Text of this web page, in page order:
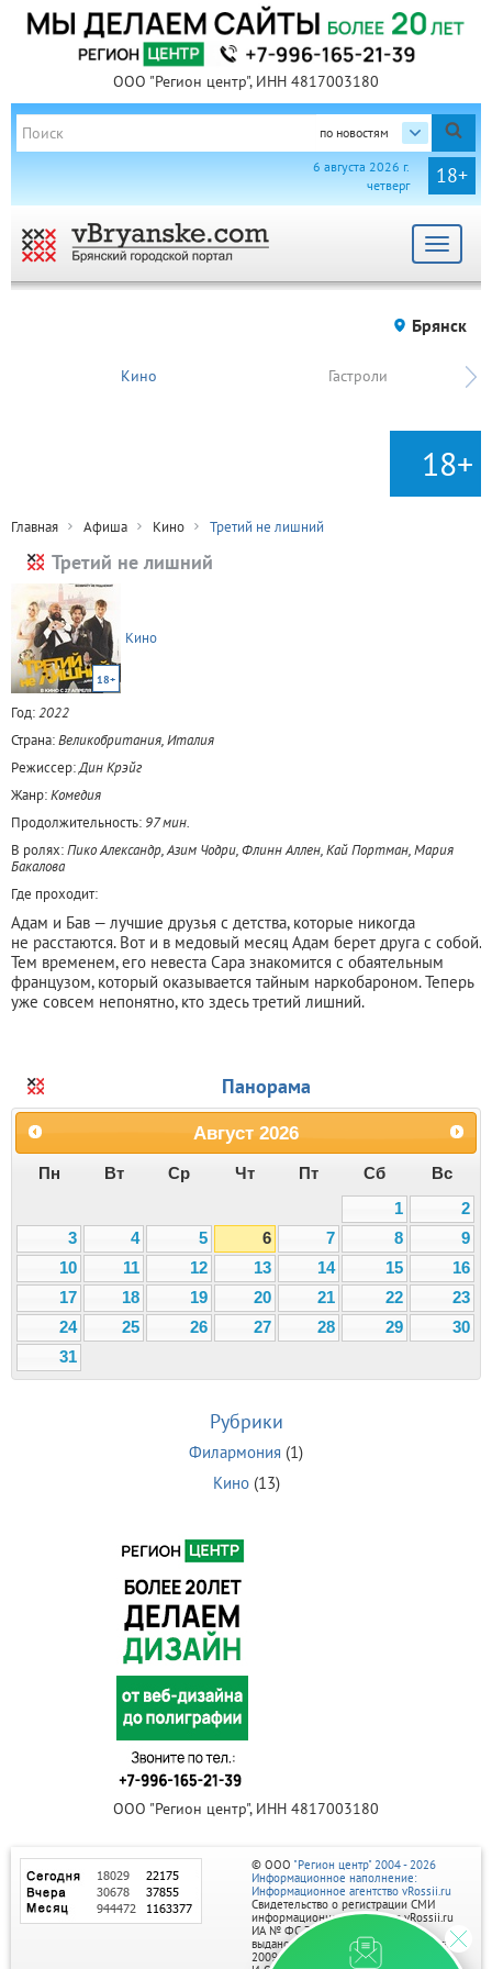
ООО "Регион центр", ИНН 4817003180
по новостям
18+
6 августа 2026 г.
четверг
Toggle
Брянск
Кино Гастроли
18+
Главная Афиша Кино Третий не лишний
Третий не лишний
18+
Кино
Год:2022
Страна:Великобритания, Италия
Режиссер:Дин Крэйг
Жанр:Комедия
Продолжительность: 97 мин.
В ролях:Пико Александр, Азим Чодри, Флинн Аллен, Кай Портман, Мария
Бакалова
Где проходит:
Адам и Бав — лучшие друзья с детства, которые никогда
не расстаются. Вот и в медовый месяц Адам берет друга с собой.
Тем временем, его невеста Сара знакомится с обаятельным
французом, который оказывается тайным наркобароном. Теперь
уже совсем непонятно, кто здесь третий лишний.
Панорама
Август 2026
Пн Вт Ср Чт Пт Сб
Вс
1
2
3
4 5 6 7 8
9
10
11 12 13 14 15
16
17
18 19 20 21 22
23
24
25 26 27 28 29
30
31
Рубрики
Филармония (1)
Кино(13)
ООО "Регион центр", ИНН 4817003180
© ООО "Регион центр" 2004 - 2026
Информационное наполнение:
Информационное агентство vRossii.ru
Свидетельство о регистрации СМИ
информационного агентства vRossii.ru
ИА № ФС 77‑35502
выдано РОСКОМНАДЗОРом 04 марта
2009г.